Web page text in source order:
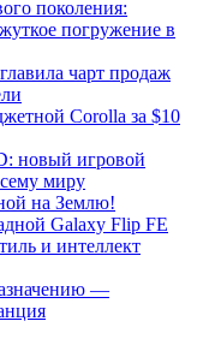
поколения:
погружение в
чарт продаж
Corolla за $10
новый игровой
миру
на Землю!
Galaxy Flip FE
и интеллект
—